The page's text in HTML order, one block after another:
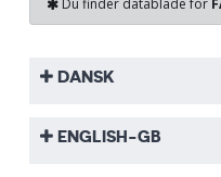
Du finder datablade for
DANSK
ENGLISH-GB